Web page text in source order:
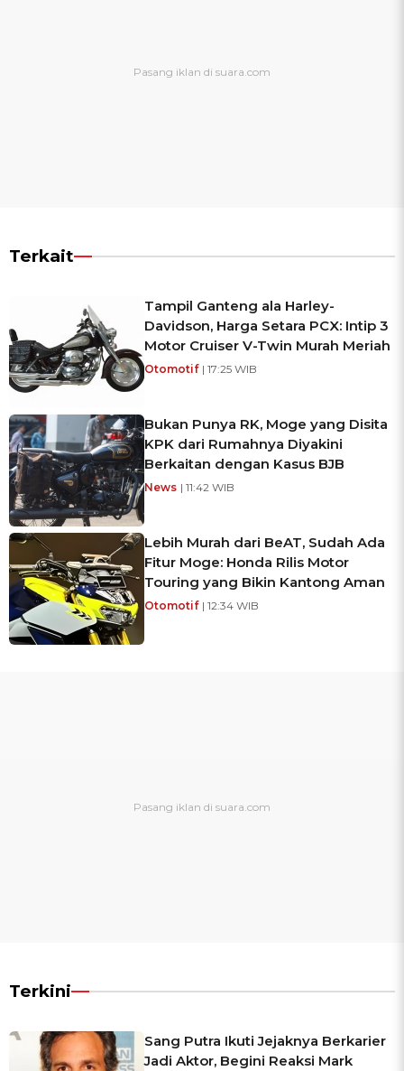
Terkait
Tampil Ganteng ala Harley-
Davidson, Harga Setara PCX: Intip 3
Motor Cruiser V-Twin Murah Meriah
Otomotif | 17:25 WIB
Bukan Punya RK, Moge yang Disita
KPK dari Rumahnya Diyakini
Berkaitan dengan Kasus BJB
News | 11:42 WIB
Lebih Murah dari BeAT, Sudah Ada
Fitur Moge: Honda Rilis Motor
Touring yang Bikin Kantong Aman
Otomotif | 12:34 WIB
Terkini
Sang Putra Ikuti Jejaknya Berkarier
Jadi Aktor, Begini Reaksi Mark